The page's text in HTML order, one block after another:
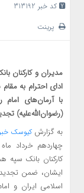
کد خبر 313192
پرینت
مدیران و کارکنان
ادای احترام به
با آرمان‌های
(رضوان‌الله‌علیه)
به گزارشکیوسک خبر
چهاردهم خرداد
کارکنان بانک سپه
ایشان، ضمن
اسلامی ایران و